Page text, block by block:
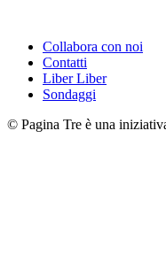
Collabora con noi
Contatti
Liber Liber
Sondaggi
© Pagina Tre è una